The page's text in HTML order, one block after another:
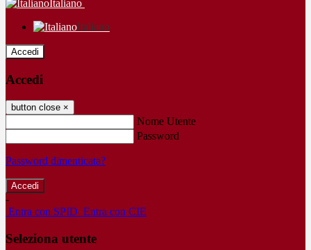
Italiano
Italiano
Accedi
Accedi
button close ×
Nome Utente
Password
Password dimenticata?
-
Entra con SPID Entra con CIE
Seleziona utente